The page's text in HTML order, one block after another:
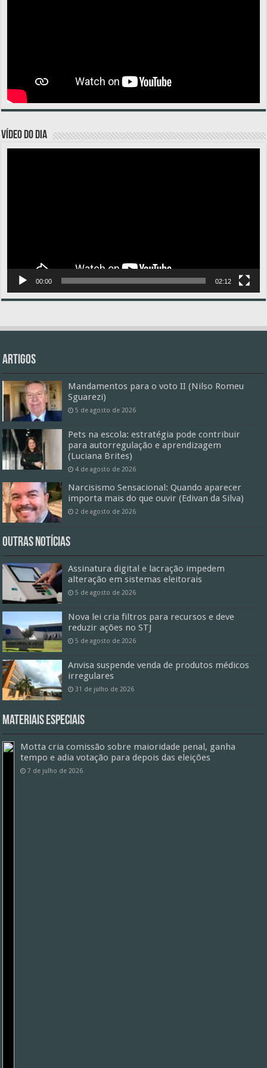
VÍDEO DO DIA
00:00 02:12
Artigos
Mandamentos para o voto II (Nilso Romeu
Sguarezi)
5 de agosto de 2026
Pets na escola: estratégia pode contribuir
para autorregulação e aprendizagem
(Luciana Brites)
4 de agosto de 2026
Narcisismo Sensacional: Quando aparecer
importa mais do que ouvir (Edivan da Silva)
2 de agosto de 2026
Outras Notícias
Assinatura digital e lacração impedem
alteração em sistemas eleitorais
5 de agosto de 2026
Nova lei cria filtros para recursos e deve
reduzir ações no STJ
5 de agosto de 2026
Anvisa suspende venda de produtos médicos
irregulares
31 de julho de 2026
Materiais especiais
Motta cria comissão sobre maioridade penal, ganha
tempo e adia votação para depois das eleições
7 de julho de 2026